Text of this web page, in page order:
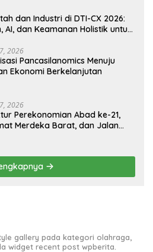
dan Industri di DTI-CX 2026:
AI, dan Keamanan Holistik untuk
2026
Pancasilanomics Menuju
Ekonomi Berkelanjutan
2026
Perekonomian Abad ke-21,
Merdeka Barat, dan Jalan
gallery pada kategori olahraga,
widget recent post wpberita.